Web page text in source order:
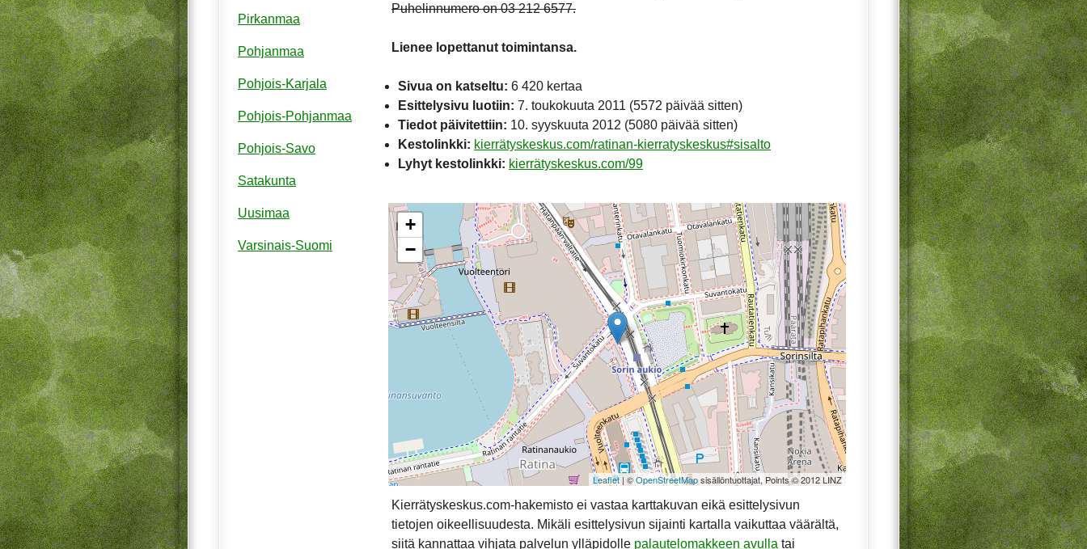
Puhelinnumero on 03 212 6577.
Lienee lopettanut toimintansa.
Sivua on katseltu: 6 420 kertaa
Esittelysivu luotiin: 7. toukokuuta 2011 (5572 päivää sitten)
Tiedot päivitettiin: 10. syyskuuta 2012 (5080 päivää sitten)
Kestolinkki: kierrätyskeskus.com/ratinan-kierratyskeskus#sisalto
Lyhyt kestolinkki: kierrätyskeskus.com/99
+
−
Leaflet| ©OpenStreetMapsisällöntuottajat, Points © 2012 LINZ
Kierrätyskeskus.com-hakemisto ei vastaa karttakuvan eikä esittelysivun
tietojen oikeellisuudesta. Mikäli esittelysivun sijainti kartalla vaikuttaa väärältä,
siitä kannattaa vihjata palvelun ylläpidolle palautelomakkeen avulla tai
Pirkanmaa
Pohjanmaa
Pohjois-Karjala
Pohjois-Pohjanmaa
Pohjois-Savo
Satakunta
Uusimaa
Varsinais-Suomi